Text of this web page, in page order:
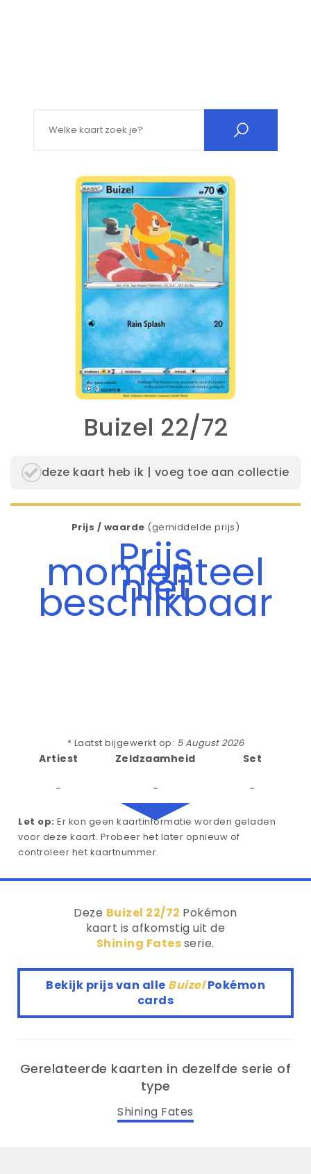
Buizel 22/72
deze kaart heb ik | voeg toe aan collectie
Prijs / waarde (gemiddelde prijs)
Prijs
momenteel
niet
beschikbaar
* Laatst bijgewerkt op: 5 August 2026
Artiest
-
Zeldzaamheid
-
Set
-
Let op: Er kon geen kaartinformatie worden geladen
voor deze kaart. Probeer het later opnieuw of
controleer het kaartnummer.
Deze Buizel 22/72 Pokémon
kaart is afkomstig uit de
Shining Fatesserie.
Bekijk prijs van alle BuizelPokémon
cards
Gerelateerde kaarten in dezelfde serie of
type
Shining Fates